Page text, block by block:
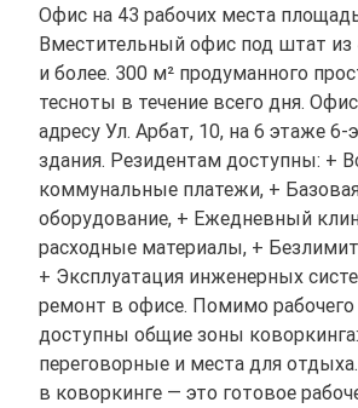
Офис на 43 рабочих места
Вместительный офис под штат из
и более. 300 м² продуманного
тесноты в течение всего дня.
адресу Ул. Арбат, 10, на 6 этаже 6-
здания. Резидентам доступны: +
коммунальные платежи, +
оборудование, + Ежедневный
расходные материалы, +
+ Эксплуатация инженерных
ремонт в офисе. Помимо
доступны общие зоны
переговорные и места для
в коворкинге — это готовое